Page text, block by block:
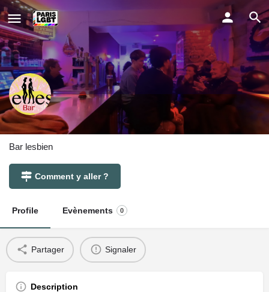
Elles Bar
Bar lesbien
Comment y aller ?
Profile Evènements 0
Partager Signaler
Description